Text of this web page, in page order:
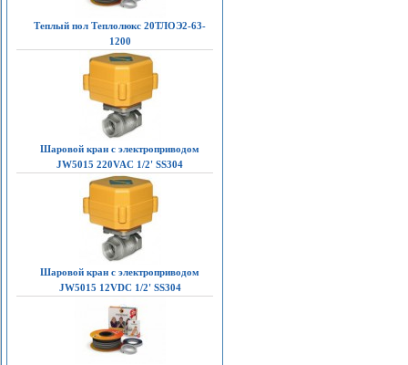
Теплый пол Теплолюкс 20ТЛОЭ2-63-
1200
Шаровой кран с электроприводом
JW5015 220VAC 1/2' SS304
Шаровой кран с электроприводом
JW5015 12VDC 1/2' SS304